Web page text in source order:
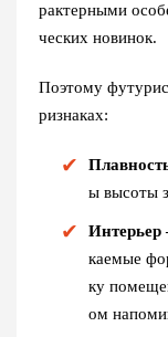
рактерными
ческих новинок.
Поэтому
ризнаках:
ы высоты
Интерьер
каемые
ку
ом